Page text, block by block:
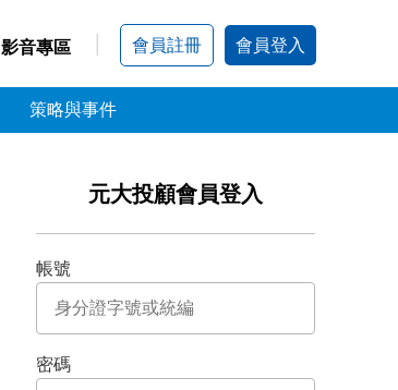
影音專區 會員註冊 會員登入
策略與事件
元大投顧會員登入
帳號
密碼